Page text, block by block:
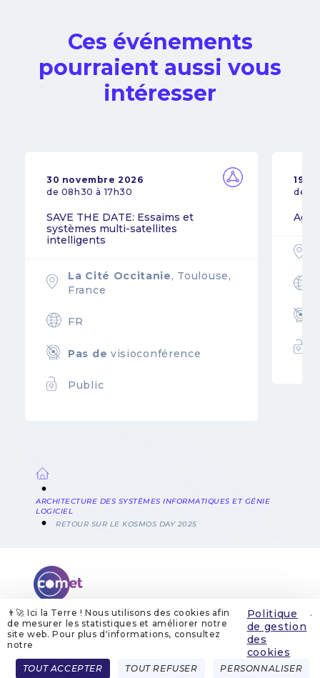
👨‍🚀 Ici la Terre ! Nous utilisons des cookies afin
de mesurer les statistiques et améliorer notre
site web. Pour plus d'informations, consultez
notre
Politique
de gestion
des
cookies
.
TOUT ACCEPTER TOUT REFUSER PERSONNALISER
Ces événements
pourraient aussi vous
intéresser
30 novembre 2026
de 08h30 à 17h30
SAVE THE DATE: Essaims et
systèmes multi-satellites
intelligents
La Cité Occitanie, Toulouse,
France
FR
Pas de visioconférence
Public
19
de
Fil
d'Ariane
ARCHITECTURE DES SYSTÈMES INFORMATIQUES ET GÉNIE
LOGICIEL
RETOUR SUR LE KOSMOS DAY 2025
Menu
QUI SOMMES-NOUS
MENTIONS LÉGALES
GESTION DES COOKIES
POLITIQUE DE GESTION DES COOKIES
FRENCH ENGLISH